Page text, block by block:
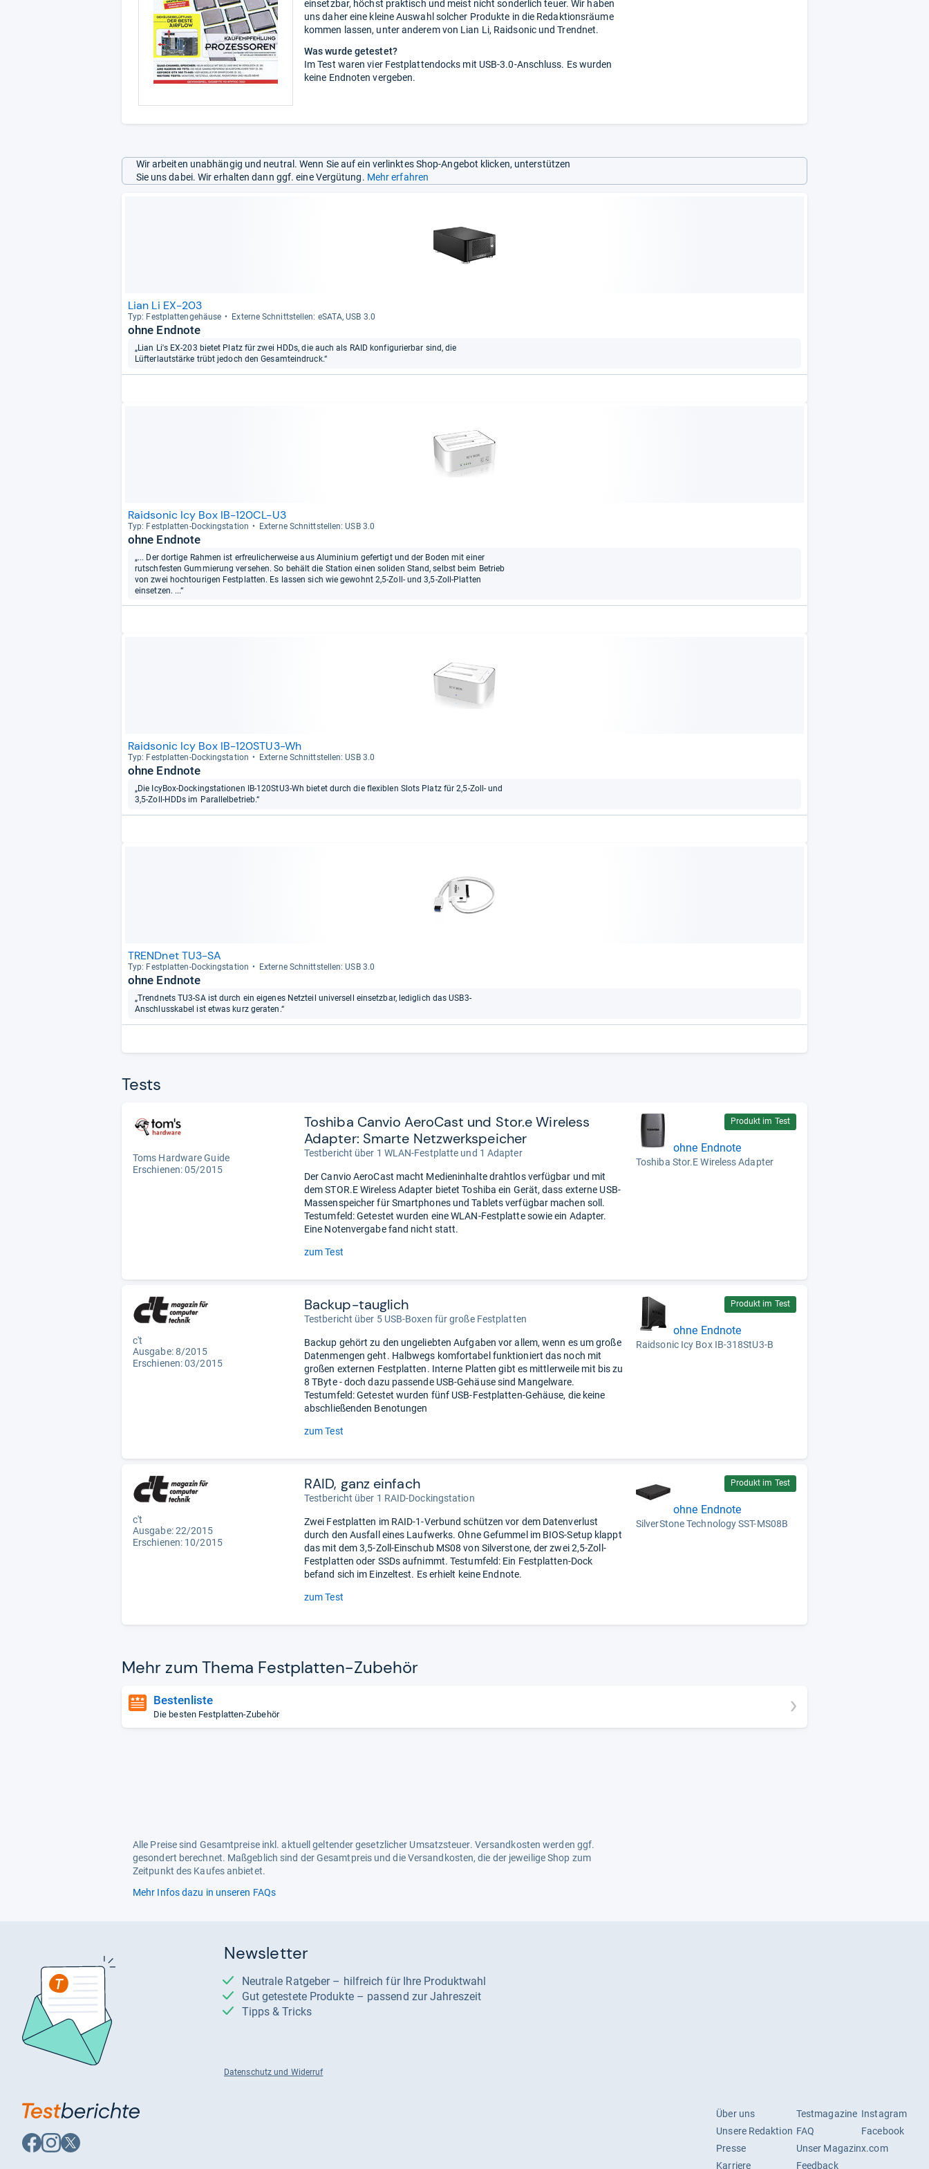
einsetzbar, höchst praktisch und meist nicht sonderlich teuer. Wir haben
uns daher eine kleine Auswahl solcher Produkte in die Redaktionsräume
kommen lassen, unter anderem von Lian Li, Raidsonic und Trendnet.
Was wurde getestet?
Im Test waren vier Festplattendocks mit USB-3.0-Anschluss. Es wurden
keine Endnoten vergeben.
Wir arbeiten unabhängig und neutral. Wenn Sie auf ein verlinktes Shop-Angebot klicken, unterstützen
Sie uns dabei. Wir erhalten dann ggf. eine Vergütung. Mehr erfahren
Lian Li EX-203
Typ: Fest­plat­ten­ge­häuse Externe Schnitt­stel­len: eSATA, USB 3.0
ohne Endnote
„Lian Li's EX-203 bietet Platz für zwei HDDs, die auch als RAID konfigurierbar sind, die
Lüfterlautstärke trübt jedoch den Gesamteindruck.“
Raidsonic Icy Box IB-120CL-U3
Typ: Fest­plat­ten-​Dockings­ta­tion Externe Schnitt­stel­len: USB 3.0
ohne Endnote
„... Der dortige Rahmen ist erfreulicherweise aus Aluminium gefertigt und der Boden mit einer
rutschfesten Gummierung versehen. So behält die Station einen soliden Stand, selbst beim Betrieb
von zwei hochtourigen Festplatten. Es lassen sich wie gewohnt 2,5-Zoll- und 3,5-Zoll-Platten
einsetzen. ...“
Raidsonic Icy Box IB-120STU3-Wh
Typ: Fest­plat­ten-​Dockings­ta­tion Externe Schnitt­stel­len: USB 3.0
ohne Endnote
„Die IcyBox-Dockingstationen IB-120StU3-Wh bietet durch die flexiblen Slots Platz für 2,5-Zoll- und
3,5-Zoll-HDDs im Parallelbetrieb.“
TRENDnet TU3-SA
Typ: Fest­plat­ten-​Dockings­ta­tion Externe Schnitt­stel­len: USB 3.0
ohne Endnote
„Trendnets TU3-SA ist durch ein eigenes Netzteil universell einsetzbar, lediglich das USB3-
Anschlusskabel ist etwas kurz geraten.“
Tests
Toms Hardware Guide
Erschienen: 05/2015
Toshiba Canvio AeroCast und Stor.e Wireless
Adapter: Smarte Netzwerkspeicher
Testbericht über 1 WLAN-Festplatte und 1 Adapter
Der Canvio AeroCast macht Medieninhalte drahtlos verfügbar und mit
dem STOR.E Wireless Adapter bietet Toshiba ein Gerät, dass externe USB-
Massenspeicher für Smartphones und Tablets verfügbar machen soll.
Testumfeld: Getestet wurden eine WLAN-Festplatte sowie ein Adapter.
Eine Notenvergabe fand nicht statt.
zum Test
Produkt im Test
ohne Endnote
Toshiba Stor.E Wireless Adapter
c't
Ausgabe: 8/2015
Erschienen: 03/2015
Backup-tauglich
Testbericht über 5 USB-Boxen für große Festplatten
Backup gehört zu den ungeliebten Aufgaben vor allem, wenn es um große
Datenmengen geht. Halbwegs komfortabel funktioniert das noch mit
großen externen Festplatten. Interne Platten gibt es mittlerweile mit bis zu
8 TByte - doch dazu passende USB-Gehäuse sind Mangelware.
Testumfeld: Getestet wurden fünf USB-Festplatten-Gehäuse, die keine
abschließenden Benotungen
zum Test
Produkt im Test
ohne Endnote
Raidsonic Icy Box IB-318StU3-B
c't
Ausgabe: 22/2015
Erschienen: 10/2015
RAID, ganz einfach
Testbericht über 1 RAID-Dockingstation
Zwei Festplatten im RAID-1-Verbund schützen vor dem Datenverlust
durch den Ausfall eines Laufwerks. Ohne Gefummel im BIOS-Setup klappt
das mit dem 3,5-Zoll-Einschub MS08 von Silverstone, der zwei 2,5-Zoll-
Festplatten oder SSDs aufnimmt. Testumfeld: Ein Festplatten-Dock
befand sich im Einzeltest. Es erhielt keine Endnote.
zum Test
Produkt im Test
ohne Endnote
SilverStone Technology SST-MS08B
Mehr zum Thema Fest­plat­ten-​Zube­hör
Bestenliste
Die besten Festplatten-Zubehör
Alle Preise sind Gesamtpreise inkl. aktuell geltender gesetzlicher Umsatzsteuer. Versandkosten werden ggf.
gesondert berechnet. Maßgeblich sind der Gesamtpreis und die Versandkosten, die der jeweilige Shop zum
Zeitpunkt des Kaufes anbietet.
Mehr Infos dazu in unseren FAQs
Newsletter
Neutrale Ratgeber – hilfreich für Ihre Produktwahl
Gut getestete Produkte – passend zur Jahreszeit
Tipps & Tricks
Datenschutz und Widerruf
Auf
Facebook
Auf
Instagram
Auf
X
Über uns
Unsere Redaktion
Presse
Karriere
Testmagazine
FAQ
Unser Magazin
Feedback
Instagram
Facebook
x.com